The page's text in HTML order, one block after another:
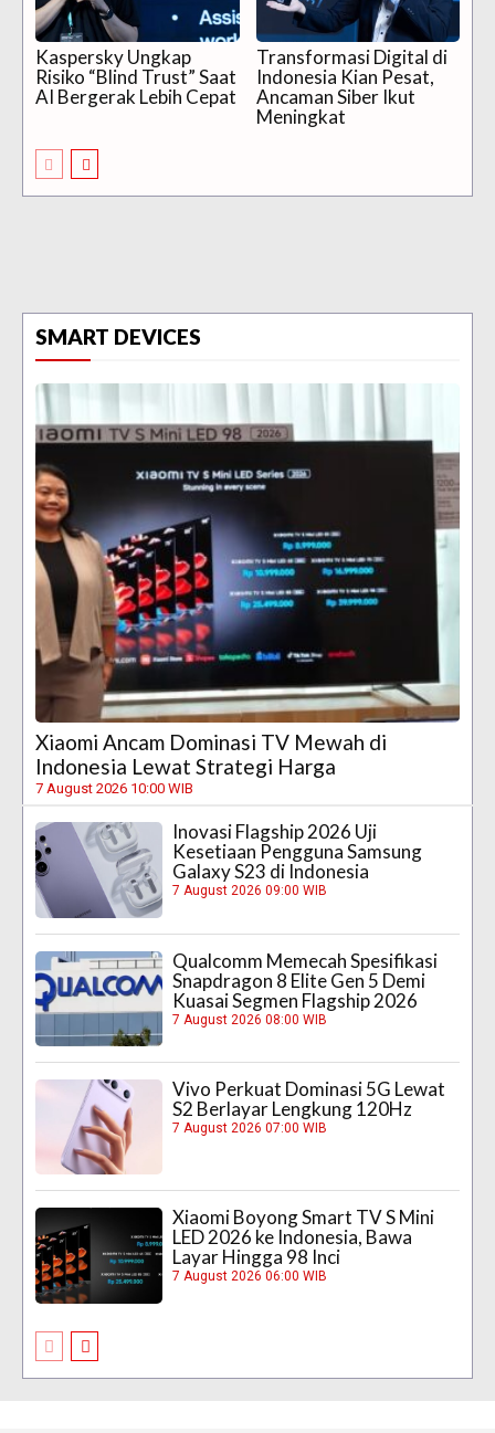
Kaspersky Ungkap
Risiko “Blind Trust” Saat
AI Bergerak Lebih Cepat
Transformasi Digital di
Indonesia Kian Pesat,
Ancaman Siber Ikut
Meningkat
SMART DEVICES
Xiaomi Ancam Dominasi TV Mewah di
Indonesia Lewat Strategi Harga
7 August 2026 10:00 WIB
Inovasi Flagship 2026 Uji
Kesetiaan Pengguna Samsung
Galaxy S23 di Indonesia
7 August 2026 09:00 WIB
Qualcomm Memecah Spesifikasi
Snapdragon 8 Elite Gen 5 Demi
Kuasai Segmen Flagship 2026
7 August 2026 08:00 WIB
Vivo Perkuat Dominasi 5G Lewat
S2 Berlayar Lengkung 120Hz
7 August 2026 07:00 WIB
Xiaomi Boyong Smart TV S Mini
LED 2026 ke Indonesia, Bawa
Layar Hingga 98 Inci
7 August 2026 06:00 WIB